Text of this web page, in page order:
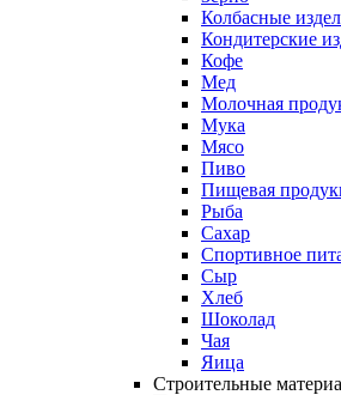
Колбасные
Кондитерские
Кофе
Мед
Молочная
Мука
Мясо
Пиво
Пищевая
Рыба
Сахар
Спортивное
Сыр
Хлеб
Шоколад
Чая
Яица
Строительные